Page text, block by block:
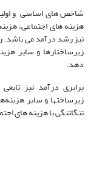
شاخص های اساسی و
هزینه های اجتماعی،
نیز رشد درآمد می باشد.
زیرساختارها و سایر
دهد.
برابری درآمد نیز
زیرساختها و سایر
تنگاتنگی با هزینه های